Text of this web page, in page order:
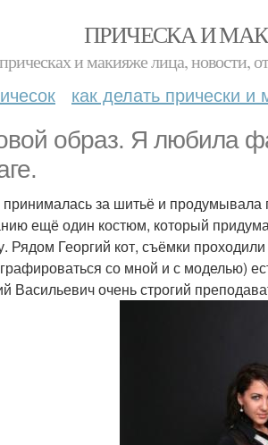
ПРИЧЕСКА И
и макияже лица, новости,
как делать прически и
образ. Я любила
за шитьё и продумывала
ещё один костюм, который
Рядом Георгий кот, съёмки
со мной и с моделью)
Васильевич очень строгий